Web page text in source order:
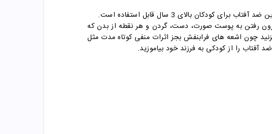
بالای 3 سال قابل استفاده است.
رفتن به پوست صورت، دست، گردن و هر نقطه از بدن که
چون اشعه های فرابنفش بجز اثرات منفی کوتاه مدت مثل
را از کودکی به فرزند خود بیاموزید.